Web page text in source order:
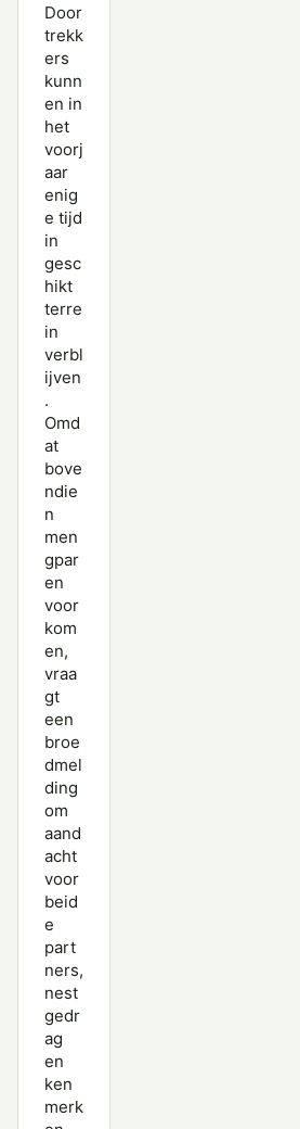
Door
trekk
ers
kunn
en in
het
voorj
aar
enig
e tijd
in
gesc
hikt
terre
in
verbl
ijven
.
Omd
at
bove
ndie
n
men
gpar
en
voor
kom
en,
vraa
gt
een
broe
dmel
ding
om
aand
acht
voor
beid
e
part
ners,
nest
gedr
ag
en
ken
merk